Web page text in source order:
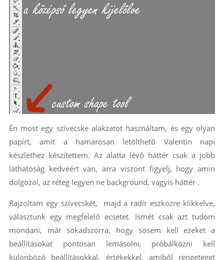
Én most egy szívecske alakzatot használtam, és egy olyan
papírt, amit a hamarosan letölthető Valentin napi
készlethez készítettem. Az alatta lévő háttér csak a jobb
láthatóság kedvéért van, arra viszont figyelj, hogy amin
dolgozol, az réteg legyen ne background, vagyis háttér .
Rajzoltam egy szívecskét, majd a radír eszközre klikkelve,
választunk egy megfelelő ecsetet. Ismét csak azt tudom
mondani, már sokadszorra, hogy sosem kell ezeket a
beállításokat pontosan lemásolni, próbálkozni kell
különböző beállításokkal, értékekkel, amiből rengeteget